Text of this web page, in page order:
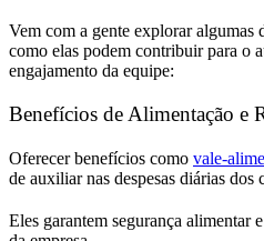
Vem com a gente explorar algumas
como elas podem contribuir para o
engajamento da equipe:
Benefícios de Alimentação e
Oferecer benefícios como vale-
de auxiliar nas despesas diárias dos
Eles garantem segurança alimentar